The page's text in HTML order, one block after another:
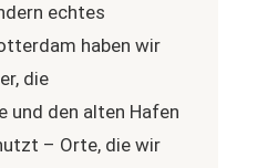
echtes
haben wir
die
und den alten Hafen
– Orte, die wir